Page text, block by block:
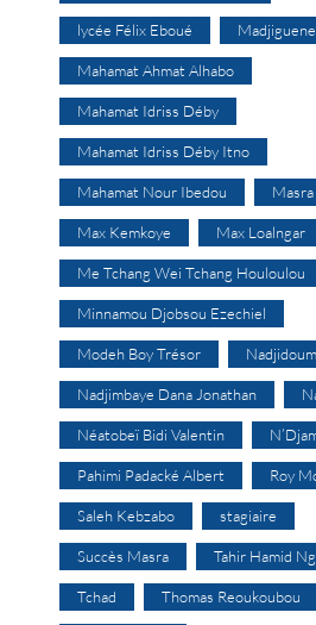
lycée Félix Eboué
Mahamat Ahmat Alhabo
Mahamat Idriss Déby
Mahamat Idriss Déby Itno
Mahamat Nour Ibedou Masra
Max Kemkoye Max Loalngar
Me Tchang Wei Tchang Houloulou
Minnamou Djobsou Ezechiel
Modeh Boy Trésor
Nadjimbaye Dana Jonathan
Néatobeï Bidi Valentin
Pahimi Padacké Albert Roy
Saleh Kebzabo stagiaire
Succès Masra Tahir Hamid
Tchad Thomas Reoukoubou